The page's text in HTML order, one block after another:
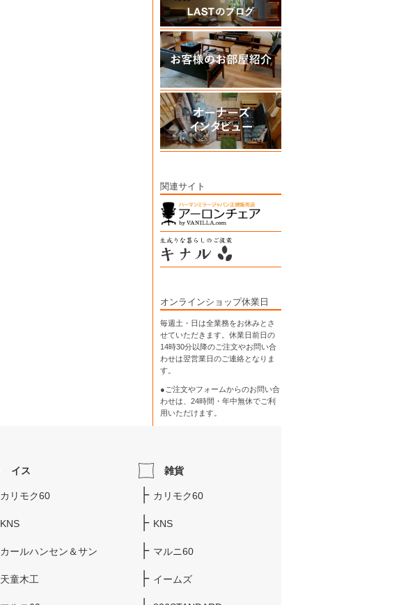
関連サイト
オンラインショップ休業日
毎週土・日は全業務をお休みとさ
せていただきます。休業日前日の
14時30分以降のご注文やお問い合
わせは翌営業日のご連絡となりま
す。
●ご注文やフォームからのお問い合
わせは、 24時間・年中無休でご利
用いただけます。
イス
カリモク60
KNS
カールハンセン＆サン
天童木工
雑貨
カリモク60
KNS
マルニ60
イームズ